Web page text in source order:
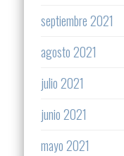
septiembre 2021
agosto 2021
julio 2021
junio 2021
mayo 2021